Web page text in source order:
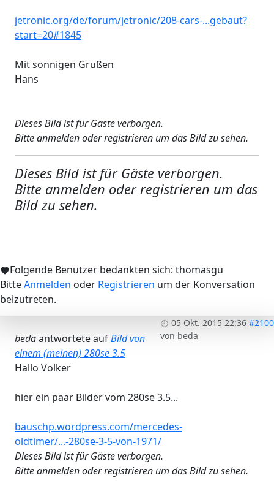
jetronic.org/de/forum/jetronic/208-cars-...gebaut?
start=20#1845
Mit sonnigen Grüßen
Hans
Dieses Bild ist für Gäste verborgen.
Bitte anmelden oder registrieren um das Bild zu sehen.
Dieses Bild ist für Gäste verborgen.
Bitte anmelden oder registrieren um das
Bild zu sehen.
Folgende Benutzer bedankten sich: thomasgu
BitteAnmelden oder Registrieren um der Konversation
beizutreten.
05 Okt. 2015 22:36 #2100
von beda
bedaantwortete aufBild von
einem (meinen) 280se 3.5
Hallo Volker
hier ein paar Bilder vom 280se 3.5...
bauschp.wordpress.com/mercedes-
oldtimer/...-280se-3-5-von-1971/
Dieses Bild ist für Gäste verborgen.
Bitte anmelden oder registrieren um das Bild zu sehen.